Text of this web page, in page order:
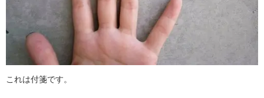
これは付箋です。